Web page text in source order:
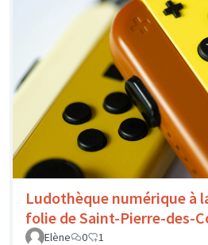
Ludothèque numérique à
folie de Saint-Pierre-des-
Elène
0 1